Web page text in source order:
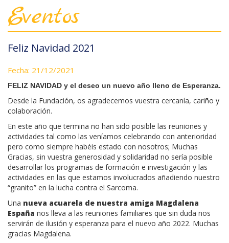
Eventos
Feliz Navidad 2021
Fecha: 21/12/2021
FELIZ NAVIDAD y el deseo un nuevo año lleno de Esperanza.
Desde la Fundación, os agradecemos vuestra cercanía, cariño y
colaboración.
En este año que termina no han sido posible las reuniones y
actividades tal como las veníamos celebrando con anterioridad
pero como siempre habéis estado con nosotros; Muchas
Gracias, sin vuestra generosidad y solidaridad no sería posible
desarrollar los programas de formación e investigación y las
actividades en las que estamos involucrados añadiendo nuestro
“granito” en la lucha contra el Sarcoma.
Una nueva acuarela de nuestra amiga Magdalena
España nos lleva a las reuniones familiares que sin duda nos
servirán de ilusión y esperanza para el nuevo año 2022. Muchas
gracias Magdalena.